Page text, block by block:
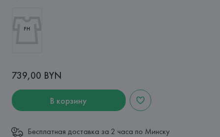
739,00 BYN
В корзину
Бесплатная доставка за 2 часа по Минску